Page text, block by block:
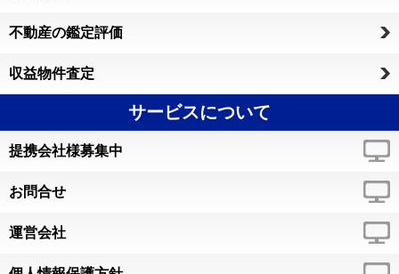
不動産の鑑定評価
収益物件査定
サービスについて
提携会社様募集中
お問合せ
運営会社